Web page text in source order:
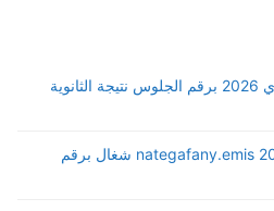
معرفة نتيجة الصف الثالث الثانوي 2026 برقم الجلوس نتيجة الثانوية
رابط نتيجة الدبلومات الفنية 2026 nategafany.emis شغال برقم